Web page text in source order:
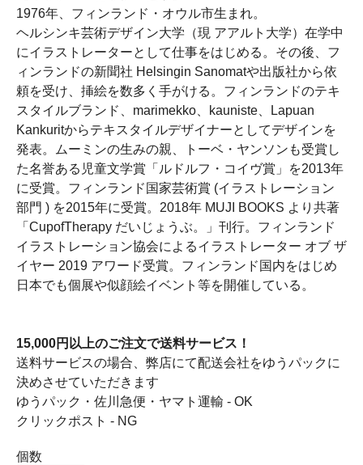
1976年、フィンランド・オウル市生まれ。
ヘルシンキ芸術デザイン大学（現 アアルト大学）在学中
にイラストレーターとして仕事をはじめる。その後、フ
ィンランドの新聞社 Helsingin Sanomatや出版社から依
頼を受け、挿絵を数多く手がける。フィンランドのテキ
スタイルブランド、marimekko、kauniste、Lapuan
Kankuritからテキスタイルデザイナーとしてデザインを
発表。ムーミンの生みの親、トーベ・ヤンソンも受賞し
た名誉ある児童文学賞「ルドルフ・コイヴ賞」を2013年
に受賞。フィンランド国家芸術賞 (イラストレーション
部門 ) を2015年に受賞。2018年 MUJI BOOKS より共著
「CupofTherapy だいじょうぶ。」刊行。フィンランド
イラストレーション協会によるイラストレーター オブ ザ
イヤー 2019 アワード受賞。フィンランド国内をはじめ
日本でも個展や似顔絵イベント等を開催している。
15,000円以上のご注文で送料サービス！
送料サービスの場合、弊店にて配送会社をゆうパックに
決めさせていただきます
ゆうパック・佐川急便・ヤマト運輸 - OK
クリックポスト - NG
個数